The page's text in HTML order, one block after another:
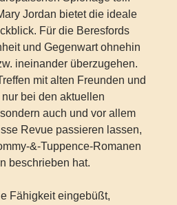
Jordan bietet die ideale
Für die Beresfords
und Gegenwart ohnehin
ineinander überzugehen.
mit alten Freunden und
bei den aktuellen
auch und vor allem
Revue passieren lassen,
&-Tuppence-Romanen
beschrieben hat.
Fähigkeit eingebüßt,